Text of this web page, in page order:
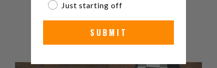
Just starting off
SUBMIT